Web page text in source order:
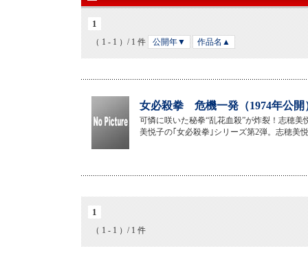
1
（ 1 - 1 ）/ 1 件 公開年▼ 作品名▲
女必殺拳 危機一発（1974年公開
可憐に咲いた秘拳“乱花血殺”が炸裂！志穂
美悦子の｢女必殺拳｣シリーズ第2弾。志穂美
1
（ 1 - 1 ）/ 1 件